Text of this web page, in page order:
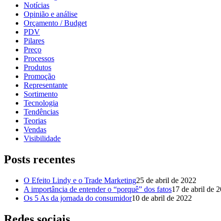
Notícias
Opinião e análise
Orçamento / Budget
PDV
Pilares
Preço
Processos
Produtos
Promoção
Representante
Sortimento
Tecnologia
Tendências
Teorias
Vendas
Visibilidade
Posts recentes
O Efeito Lindy e o Trade Marketing25 de abril de 2022
A importância de entender o “porquê” dos fatos17 de abril de
Os 5 As da jornada do consumidor10 de abril de 2022